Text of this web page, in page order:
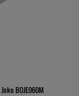
BOJE060M